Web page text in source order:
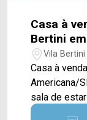
Casa à
Bertini
Vila
Casa à
Americana/SP. O imóvel dispõe de
sala de
planejados,